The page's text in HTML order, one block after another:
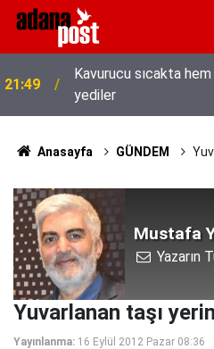
21:49
Kavurucu sıcakta
yediler
Anasayfa GÜNDEM
Mustafa
Yazarın
Yuvarlanan taşı
Yayınlanma: 16 Eylül 2012 Pazar 08:36